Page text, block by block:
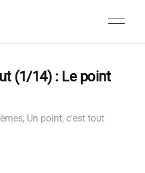
(1/14) : Le point
, Un point, c'est tout